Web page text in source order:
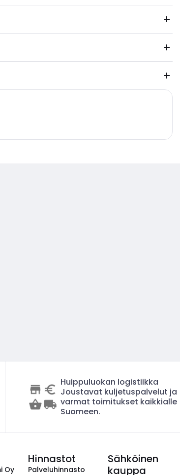
Huippuluokan logistiikka
Joustavat kuljetuspalvelut ja
varmat toimitukset kaikkialle
Suomeen.
Oy
Hinnastot
Palveluhinnasto
Sähköinen
kauppa